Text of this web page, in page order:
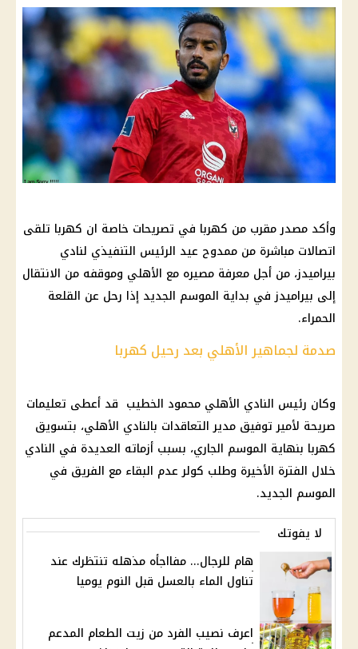
وأكد مصدر مقرب من كهربا في تصريحات خاصة ان كهربا تلقى
اتصالات مباشرة من ممدوح عيد الرئيس التنفيذي لنادي
بيراميدز، من أجل معرفة مصيره مع الأهلي وموقفه من الانتقال
إلى بيراميدز في بداية الموسم الجديد إذا رحل عن القلعة
الحمراء.
صدمة لجماهير الأهلي بعد رحيل كهربا
وكان رئيس النادي الأهلي محمود الخطيب قد أعطى تعليمات
صريحة لأمير توفيق مدير التعاقدات بالنادي الأهلي، بتسويق
كهربا بنهاية الموسم الجاري، بسبب أزماته العديدة في النادي
خلال الفترة الأخيرة وطلب كولر عدم البقاء مع الفريق في
الموسم الجديد.
لا يفوتك
هام للرجال... مفااجأه مذهله تنتظرك عند
تناول الماء بالعسل قبل النوم يوميا
اعرف نصيب الفرد من زيت الطعام المدعم